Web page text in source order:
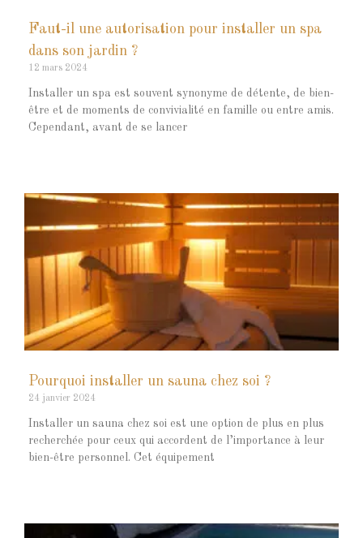
Faut-il une autorisation pour installer un spa
dans son jardin ?
12 mars 2024
Installer un spa est souvent synonyme de détente, de bien-
être et de moments de convivialité en famille ou entre amis.
Cependant, avant de se lancer
Pourquoi installer un sauna chez soi ?
24 janvier 2024
Installer un sauna chez soi est une option de plus en plus
recherchée pour ceux qui accordent de l’importance à leur
bien-être personnel. Cet équipement